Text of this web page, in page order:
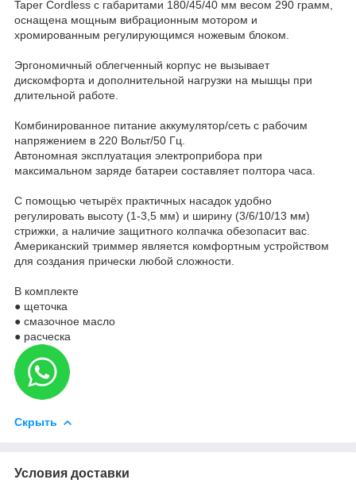
Taper Cordless с габаритами 180/45/40 мм весом 290 грамм,
оснащена мощным вибрационным мотором и
хромированным регулирующимся ножевым блоком.
Эргономичный облегченный корпус не вызывает
дискомфорта и дополнительной нагрузки на мышцы при
длительной работе.
Комбинированное питание аккумулятор/сеть с рабочим
напряжением в 220 Вольт/50 Гц.
Автономная эксплуатация электроприбора при
максимальном заряде батареи составляет полтора часа.
С помощью четырёх практичных насадок удобно
регулировать высоту (1-3,5 мм) и ширину (3/6/10/13 мм)
стрижки, а наличие защитного колпачка обезопасит вас.
Американский триммер является комфортным устройством
для создания прически любой сложности.
В комплекте
● щеточка
● смазочное масло
● расческа
Скрыть
Условия доставки